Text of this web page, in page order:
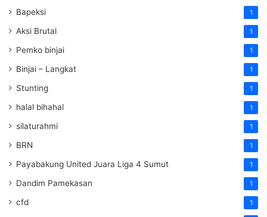
Bapeksi 1
Aksi Brutal 1
Pemko binjai 1
Binjai – Langkat 1
Stunting 1
halal bihahal 1
silaturahmi 1
BRN 1
Payabakung United Juara Liga 4 Sumut 1
Dandim Pamekasan 1
cfd 1